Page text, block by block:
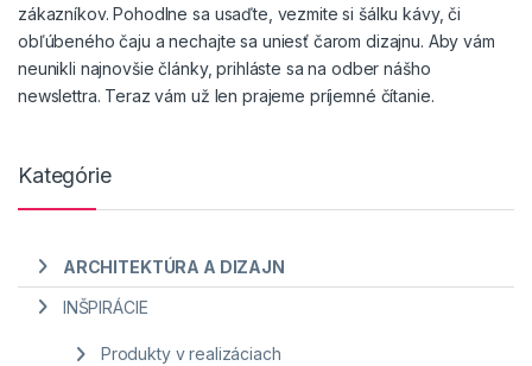
zákazníkov. Pohodlne sa usaďte, vezmite si šálku kávy, či
obľúbeného čaju a nechajte sa uniesť čarom dizajnu. Aby vám
neunikli najnovšie články, prihláste sa na odber nášho
newslettra. Teraz vám už len prajeme príjemné čítanie.
Kategórie
ARCHITEKTÚRA A DIZAJN
INŠPIRÁCIE
Produkty v realizáciach